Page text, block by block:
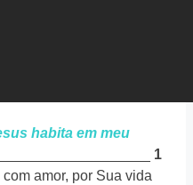
habita em meu
1
amor, por Sua vida